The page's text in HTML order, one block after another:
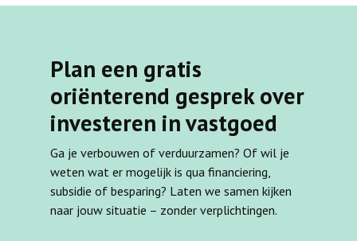
Plan een gratis
oriënterend gesprek over
investeren in vastgoed
Ga je verbouwen of verduurzamen? Of wil je
weten wat er mogelijk is qua financiering,
subsidie of besparing? Laten we samen kijken
naar jouw situatie – zonder verplichtingen.